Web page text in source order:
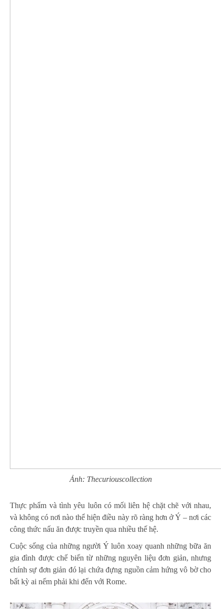
Ảnh: Thecuriouscollection
Thực phẩm và tình yêu luôn có mối liên hệ chặt chẽ với nhau,
và không có nơi nào thể hiện điều này rõ ràng hơn ở Ý – nơi các
công thức nấu ăn được truyền qua nhiều thế hệ.
Cuộc sống của những người Ý luôn xoay quanh những bữa ăn
gia đình được chế biến từ những nguyên liệu đơn giản, nhưng
chính sự đơn giản đó lại chứa đựng nguồn cảm hứng vô bờ cho
bất kỳ ai nếm phải khi đến với Rome.